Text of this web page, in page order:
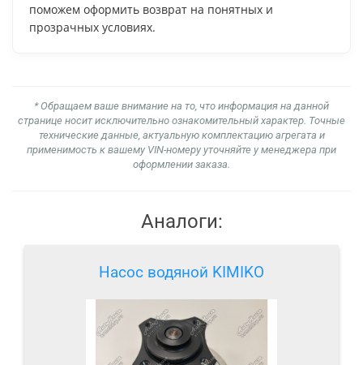
поможем оформить возврат на понятных и
прозрачных условиях.
* Обращаем ваше внимание на то, что информация на данной
странице носит исключительно ознакомительный характер. Точные
технические данные, актуальную комплектацию агрегата и
применимость к вашему VIN-номеру уточняйте у менеджера при
оформлении заказа.
Аналоги:
Насос водяной KIMIKO